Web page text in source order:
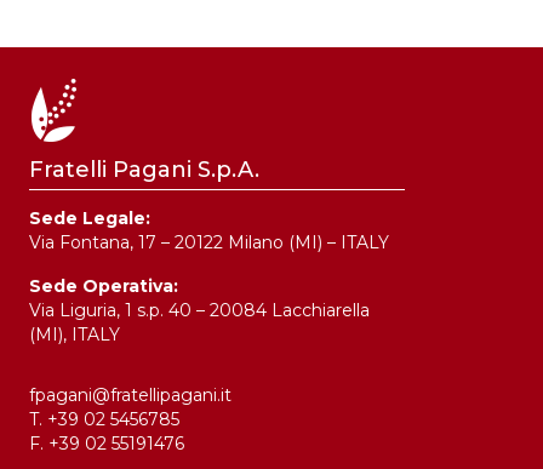
Fratelli Pagani S.p.A.
Sede Legale:
Via Fontana, 17 – 20122 Milano (MI) – ITALY
Sede Operativa:
Via Liguria, 1 s.p. 40 – 20084 Lacchiarella
(MI), ITALY
fpagani@fratellipagani.it
T. +39 02 5456785
F. +39 02 55191476